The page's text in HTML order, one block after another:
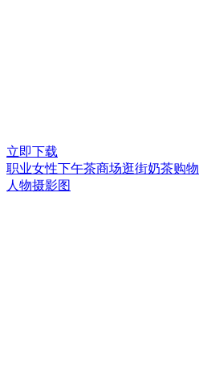
立即下载
职业女性下午茶商场逛街奶茶购物
人物摄影图